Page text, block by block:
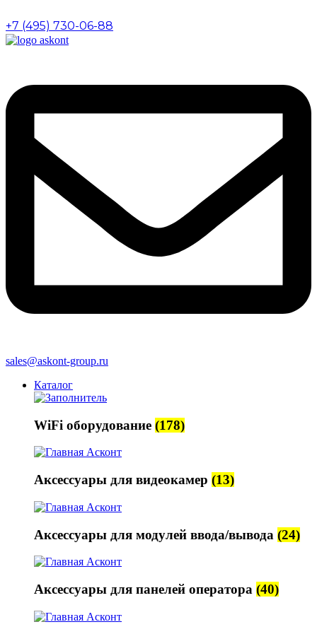
+7 (495) 730-06-88
sales@askont-group.ru
Каталог
WiFi оборудование (178)
Аксессуары для видеокамер (13)
Аксессуары для модулей ввода/вывода (24)
Аксессуары для панелей оператора (40)